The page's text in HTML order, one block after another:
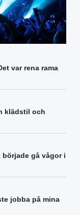
var rena rama
klädstil och
började gå vågor i
jobba på mina